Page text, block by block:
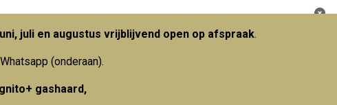
juli en augustus vrijblijvend open op afspraak.
(onderaan).
gashaard,